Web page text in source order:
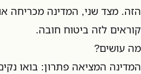
הזה. מצד שני, המדינה מכריחה
קוראים לזה ביטוח חובה.
מה עושים?
המדינה המציאה פתרון: בואו